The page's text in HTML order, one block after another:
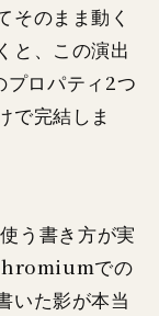
そのまま動く
と、この演出
プロパティ2つ
で完結しま
う書き方が実
での
いた影が本当